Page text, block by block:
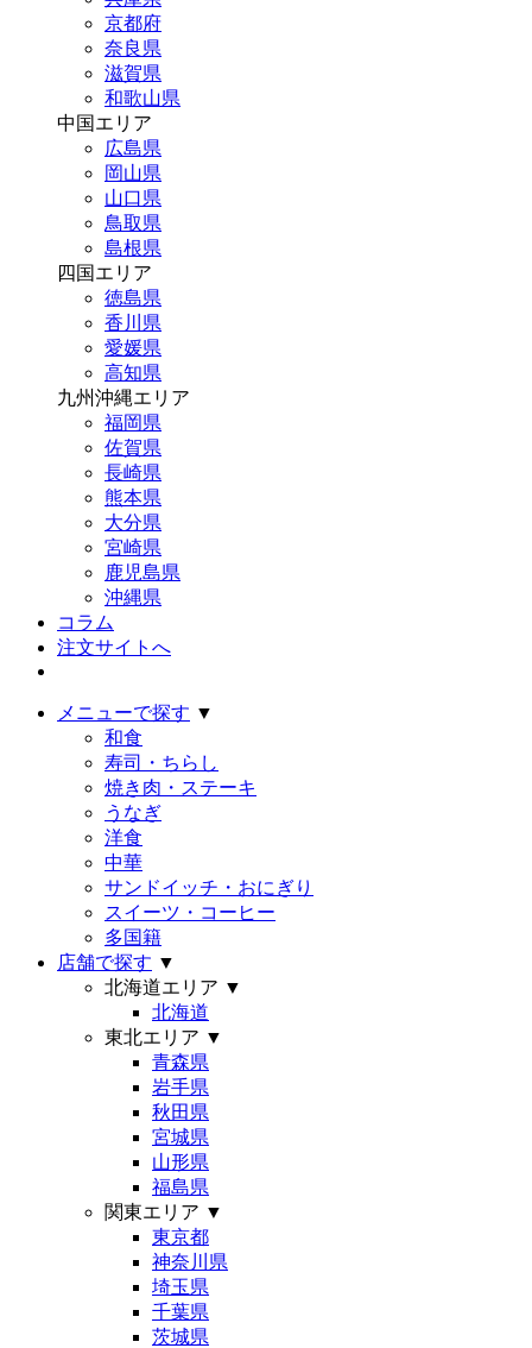
京都府
奈良県
滋賀県
和歌山県
中国エリア
広島県
岡山県
山口県
鳥取県
島根県
四国エリア
徳島県
香川県
愛媛県
高知県
九州沖縄エリア
福岡県
佐賀県
長崎県
熊本県
大分県
宮崎県
鹿児島県
沖縄県
コラム
注文サイトへ
メニューで探す ▼
和食
寿司・ちらし
焼き肉・ステーキ
うなぎ
洋食
中華
サンドイッチ・おにぎり
スイーツ・コーヒー
多国籍
店舗で探す ▼
北海道エリア ▼
北海道
東北エリア ▼
青森県
岩手県
秋田県
宮城県
山形県
福島県
関東エリア ▼
東京都
神奈川県
埼玉県
千葉県
茨城県